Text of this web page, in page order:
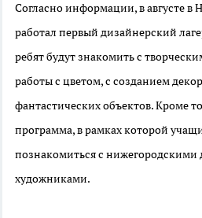
Согласно информации, в августе в
работал первый дизайнерский
ребят будут знакомить с
работы с цветом, с созданием
фантастических объектов. Кроме
программа, в рамках которой
познакомиться с нижегородскими
художниками.